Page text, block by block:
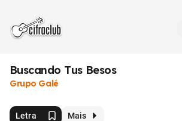
Buscando Tus Besos
Grupo Galé
Letra Mais